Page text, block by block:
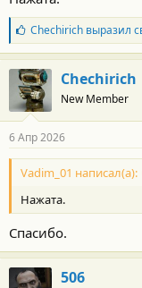
Б
л
а
г
о
д
а
н
о
с
и
:
Chechirichвыразил
Chechirich
New Member
6 Апр 2026
Vadim_01 написал(а):
Нажата.
Спасибо.
506